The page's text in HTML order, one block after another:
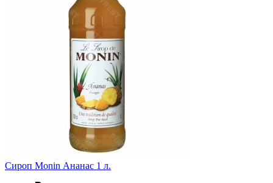
Сироп Monin Ананас 1 л.